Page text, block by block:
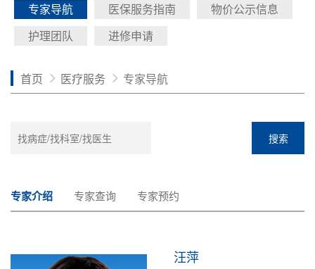
专家导航
医保服务指南
物价公示信息
护理团队
进修申请
首页 医疗服务 专家导航
搜索
专家介绍 专家查询 专家预约
汪萍